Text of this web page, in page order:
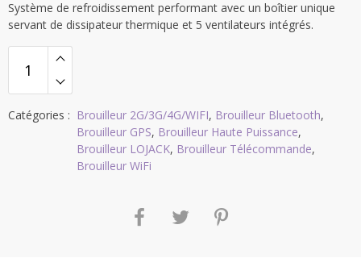
Système de refroidissement performant avec un boîtier unique
servant de dissipateur thermique et 5 ventilateurs intégrés.
Catégories : Brouilleur 2G/3G/4G/WIFI, Brouilleur Bluetooth,
Brouilleur GPS, Brouilleur Haute Puissance,
Brouilleur LOJACK, Brouilleur Télécommande,
Brouilleur WiFi